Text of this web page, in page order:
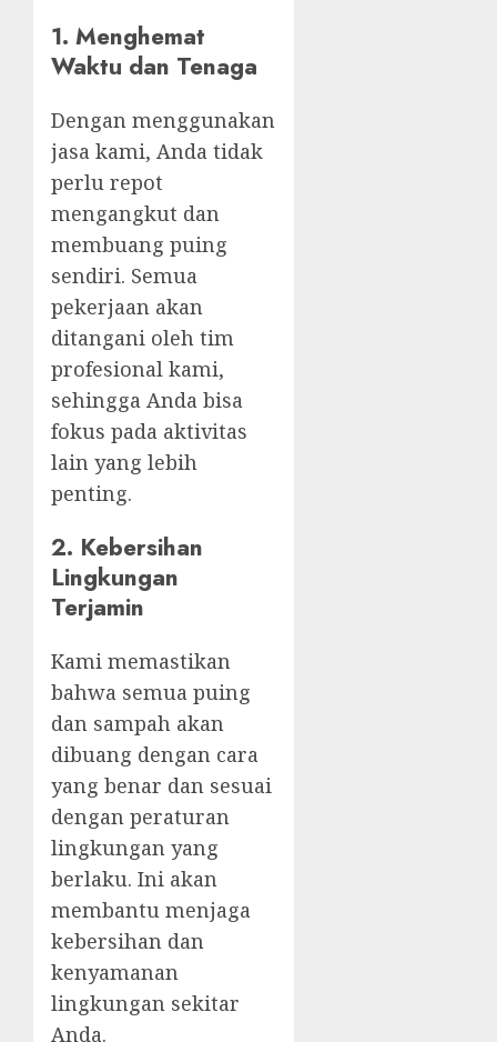
1. Menghemat
Waktu dan Tenaga
Dengan menggunakan
jasa kami, Anda tidak
perlu repot
mengangkut dan
membuang puing
sendiri. Semua
pekerjaan akan
ditangani oleh tim
profesional kami,
sehingga Anda bisa
fokus pada aktivitas
lain yang lebih
penting.
2. Kebersihan
Lingkungan
Terjamin
Kami memastikan
bahwa semua puing
dan sampah akan
dibuang dengan cara
yang benar dan sesuai
dengan peraturan
lingkungan yang
berlaku. Ini akan
membantu menjaga
kebersihan dan
kenyamanan
lingkungan sekitar
Anda.